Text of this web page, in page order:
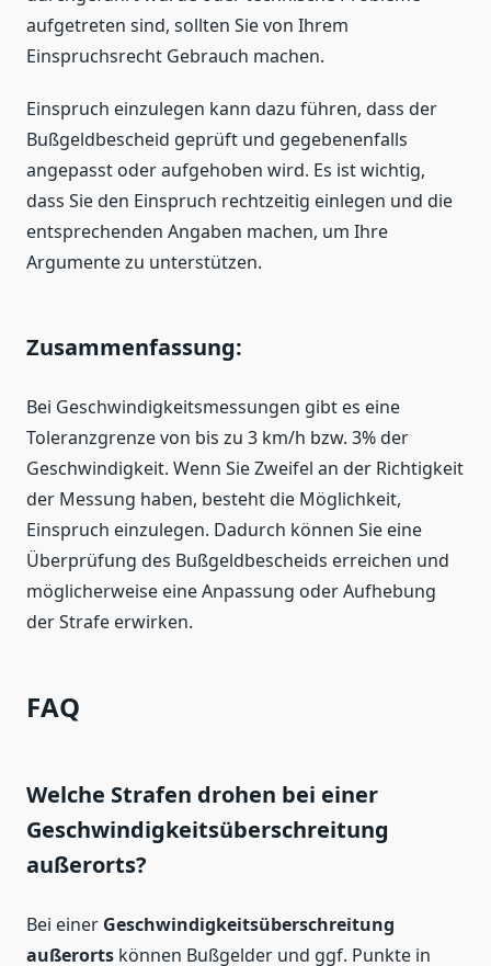
aufgetreten sind, sollten Sie von Ihrem
Einspruchsrecht Gebrauch machen.
Einspruch einzulegen kann dazu führen, dass der
Bußgeldbescheid geprüft und gegebenenfalls
angepasst oder aufgehoben wird. Es ist wichtig,
dass Sie den Einspruch rechtzeitig einlegen und die
entsprechenden Angaben machen, um Ihre
Argumente zu unterstützen.
Zusammenfassung:
Bei Geschwindigkeitsmessungen gibt es eine
Toleranzgrenze von bis zu 3 km/h bzw. 3% der
Geschwindigkeit. Wenn Sie Zweifel an der Richtigkeit
der Messung haben, besteht die Möglichkeit,
Einspruch einzulegen. Dadurch können Sie eine
Überprüfung des Bußgeldbescheids erreichen und
möglicherweise eine Anpassung oder Aufhebung
der Strafe erwirken.
FAQ
Welche Strafen drohen bei einer
Geschwindigkeitsüberschreitung
außerorts?
Bei einer Geschwindigkeitsüberschreitung
außerorts können Bußgelder und ggf. Punkte in